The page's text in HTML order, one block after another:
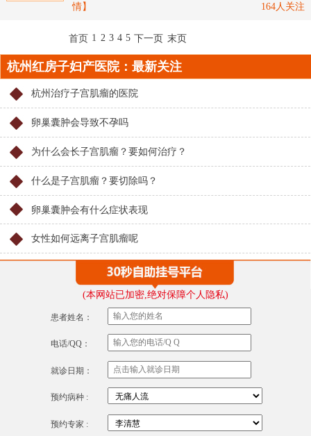
情】
164人关注
首页 1 2 3 4 5 下一页 末页
杭州红房子妇产医院：最新关注
杭州治疗子宫肌瘤的医院
卵巢囊肿会导致不孕吗
为什么会长子宫肌瘤？要如何治疗？
什么是子宫肌瘤？要切除吗？
卵巢囊肿会有什么症状表现
女性如何远离子宫肌瘤呢
(本网站已加密,绝对保障个人隐私)
患者姓名：
电话/QQ：
就诊日期：
预约病种 :
预约专家 :